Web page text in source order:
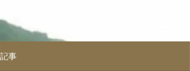
記事